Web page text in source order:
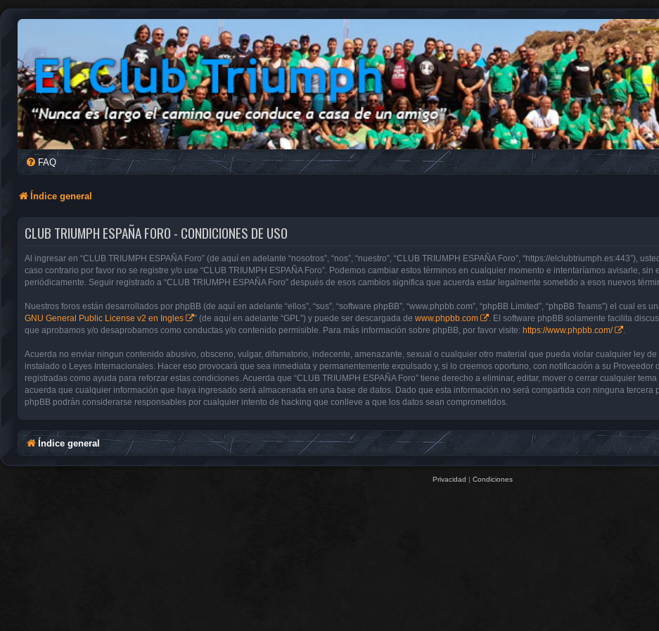
FAQ
Índice general
CLUB TRIUMPH ESPAÑA FORO - CONDICIONES DE USO
Al ingresar en “CLUB TRIUMPH ESPAÑA Foro” (de aquí en adelante “nosotros”, “nos”, “nuestro”, “CLUB TRIUMPH ESPAÑA Foro”, “https://elclubtriumph.es:443”),
caso contrario por favor no se registre y/o use “CLUB TRIUMPH ESPAÑA Foro”. Podemos cambiar estos términos en cualquier momento e intentaríamos avisarle,
periódicamente. Seguir registrado a “CLUB TRIUMPH ESPAÑA Foro” después de esos cambios significa que acuerda estar legalmente sometido a esos nuevos
Nuestros foros están desarrollados por phpBB (de aquí en adelante “ellos”, “sus”, “software phpBB”, “www.phpbb.com”, “phpBB Limited”, “phpBB Teams”) el cual es
GNU General Public License v2 en Ingles
” (de aquí en adelante “GPL”) y puede ser descargada de www.phpbb.com
. El software phpBB solamente facilita
que aprobamos y/o desaprobamos como conductas y/o contenido permisible. Para más información sobre phpBB, por favor visite: https://www.phpbb.com/ .
Acuerda no enviar ningun contenido abusivo, obsceno, vulgar, difamatorio, indecente, amenazante, sexual o cualquier otro material que pueda violar cualquier ley de
instalado o Leyes Internacionales. Hacer eso provocará que sea inmediata y permanentemente expulsado y, si lo creemos oportuno, con notificación a su
registradas como ayuda para reforzar estas condiciones. Acuerda que “CLUB TRIUMPH ESPAÑA Foro” tiene derecho a eliminar, editar, mover o cerrar cualquier
acuerda que cualquier información que haya ingresado será almacenada en una base de datos. Dado que esta información no será compartida con ninguna tercera
phpBB podrán considerarse responsables por cualquier intento de hacking que conlleve a que los datos sean comprometidos.
Índice general
Privacidad Condiciones